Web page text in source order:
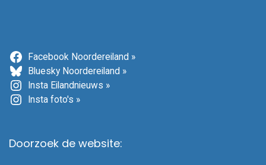
Facebook Noordereiland »
Bluesky Noordereiland »
Insta Eilandnieuws »
Insta foto's »
Doorzoek de website: